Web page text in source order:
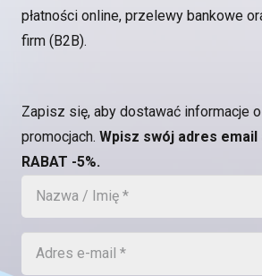
płatności online, przelewy bankowe
firm (B2B).
Zapisz się, aby dostawać informacje
promocjach. Wpisz swój adres
RABAT -5%.